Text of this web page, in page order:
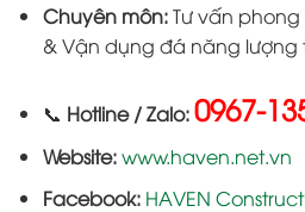
Chuyên môn:Tư vấn
& Vận dụng đá năng lượng
📞 Hotline / Zalo:0967-
Website:www.haven.net.vn
Facebook: HAVEN